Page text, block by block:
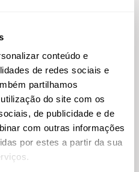
conteúdo e
de redes sociais e
partilhamos
do site com os
de publicidade e de
com outras informações
por estes a partir da sua
Duarte